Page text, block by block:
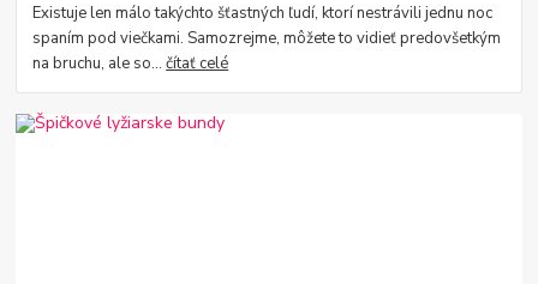
Existuje len málo takýchto šťastných ľudí, ktorí nestrávili jednu noc
spaním pod viečkami. Samozrejme, môžete to vidieť predovšetkým
na bruchu, ale so...čítať celé